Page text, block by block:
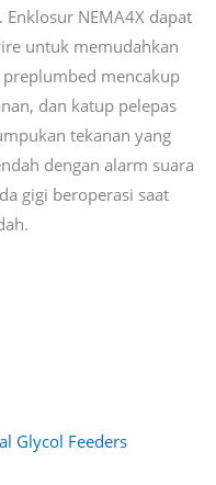
NEMA4X dapat
untuk memudahkan
mencakup
dan katup pelepas
tekanan yang
dengan alarm suara
gigi beroperasi saat
Glycol Feeders